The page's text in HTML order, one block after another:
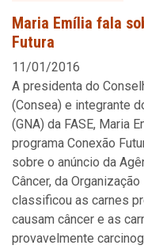
Maria Emília fala
Futura
11/01/2016
A presidenta do
(Consea) e integrante
(GNA) da FASE, Maria
programa Conexão
sobre o anúncio da
Câncer, da
classificou as carnes
causam câncer e as
provavelmente